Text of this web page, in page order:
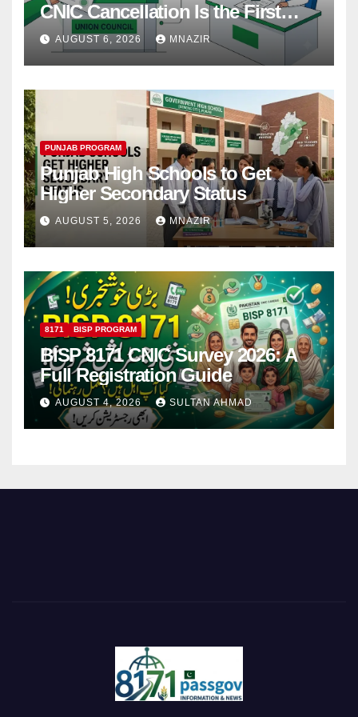
CNIC Cancellation Is the First
Step
AUGUST 6, 2026 MNAZIR
PUNJAB PROGRAM
Punjab High Schools to Get
Higher Secondary Status
AUGUST 5, 2026 MNAZIR
8171 BISP PROGRAM
BISP 8171 CNIC Survey 2026: A
Full Registration Guide
AUGUST 4, 2026 SULTAN AHMAD